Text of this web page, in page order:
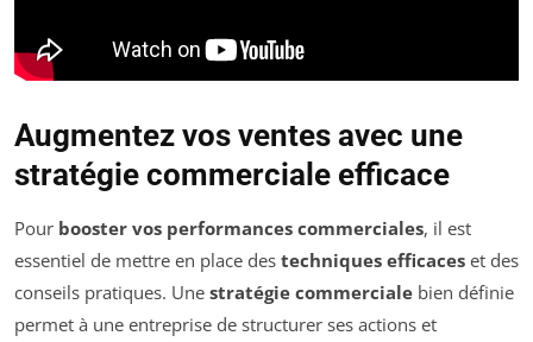
Augmentez vos ventes avec une
stratégie commerciale efficace
Pour booster vos performances commerciales, il est
essentiel de mettre en place des techniques efficaces et des
conseils pratiques. Une stratégie commerciale bien définie
permet à une entreprise de structurer ses actions et